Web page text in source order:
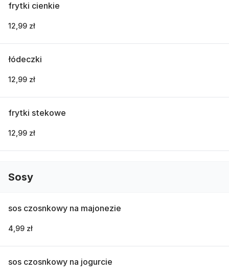
frytki cienkie
12,99 zł
łódeczki
12,99 zł
frytki stekowe
12,99 zł
Sosy
sos czosnkowy na majonezie
4,99 zł
sos czosnkowy na jogurcie